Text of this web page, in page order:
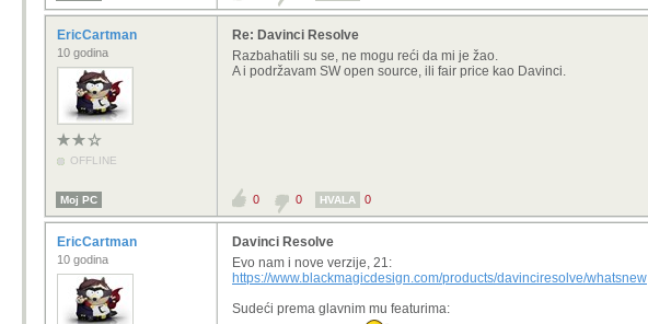
EricCartman
10 godina
OFFLINE
Re: Davinci Resolve
Razbahatili su se, ne mogu reći da mi je žao.
A i podržavam SW open source, ili fair price kao Davinci.
Moj PC 0 0 HVALA 0
EricCartman
10 godina
Davinci Resolve
Evo nam i nove verzije, 21:
https://www.blackmagicdesign.com/products/davinciresolve/whatsnew
Sudeći prema glavnim mu featurima: